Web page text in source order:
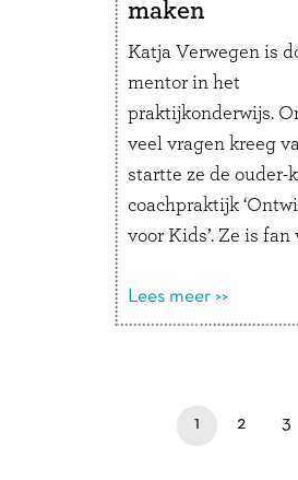
maken
Katja Verwegen is
mentor in het
praktijkonderwijs.
veel vragen kreeg
startte ze de ouder-
coachpraktijk
voor Kids’. Ze is fan
om veiligheid te
een gesprek. Hoe
gedrag van …Lees
Lees meer >>
je bent nu op
1 pagina
2 3